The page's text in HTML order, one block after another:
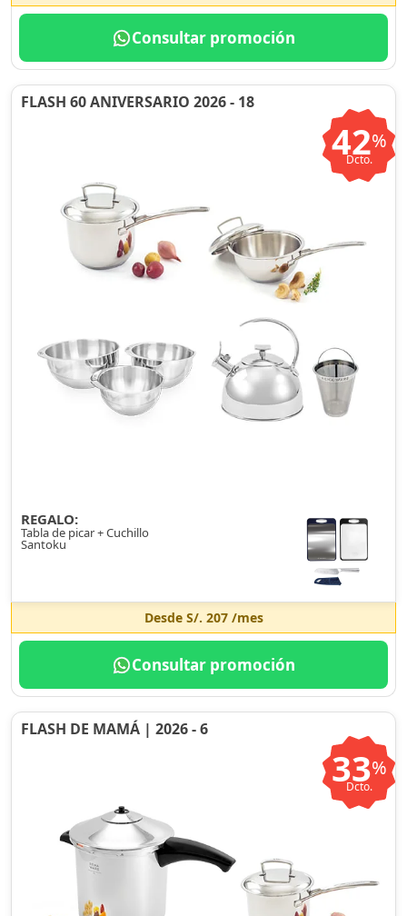
Consultar promoción
FLASH 60 ANIVERSARIO 2026 - 18
42%
Dcto.
REGALO:
Tabla de picar + Cuchillo
Santoku
Desde S/. 207/mes
Consultar promoción
FLASH DE MAMÁ | 2026 - 6
33%
Dcto.